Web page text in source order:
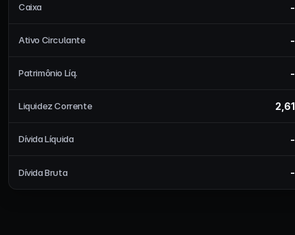
Caixa -
Ativo Circulante -
Patrimônio Líq. -
Liquidez Corrente 2,61
Dívida Líquida -
Dívida Bruta -